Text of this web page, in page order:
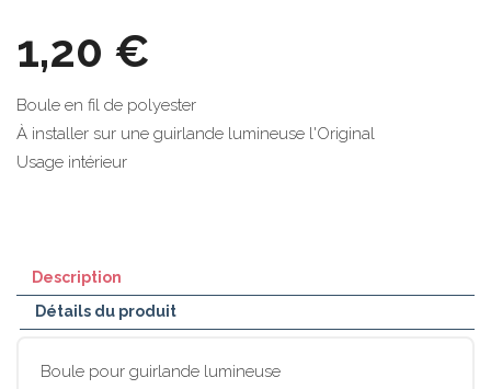
1,20 €
Boule en fil de polyester
À installer sur une guirlande lumineuse l'Original
Usage intérieur
Description
Détails du produit
Boule pour guirlande lumineuse